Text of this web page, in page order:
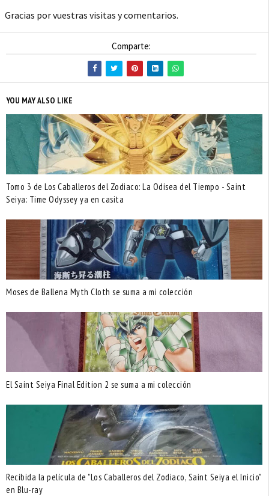
Gracias por vuestras visitas y comentarios.
Comparte:
YOU MAY ALSO LIKE
Tomo 3 de Los Caballeros del Zodiaco: La Odisea del Tiempo - Saint
Seiya: Time Odyssey ya en casita
Moses de Ballena Myth Cloth se suma a mi colección
El Saint Seiya Final Edition 2 se suma a mi colección
Recibida la película de "Los Caballeros del Zodiaco, Saint Seiya el Inicio"
en Blu-ray